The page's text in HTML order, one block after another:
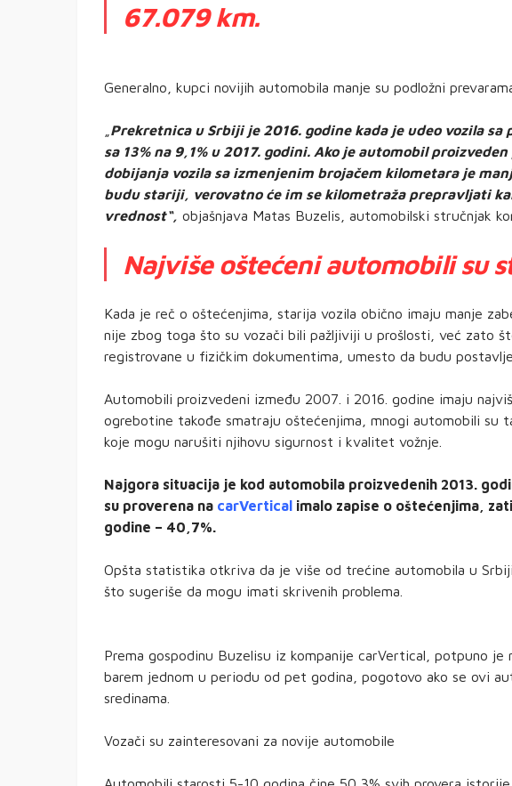
67.079 km.
Generalno, kupci novijih automobila manje su podložni
Prekretnica u Srbiji je 2016. godine kada je udeo vozila
sa 13% na 9,1% u 2017. godini. Ako je automobil
dobijanja vozila sa izmenjenim brojačem kilometara je
budu stariji, verovatno će im se kilometraža prepravljati
vrednost“, objašnjava Matas Buzelis, automobilski stručnjak
Najviše oštećeni automobili su
Kada je reč o oštećenjima, starija vozila obično imaju manje
nije zbog toga što su vozači bili pažljiviji u prošlosti, već zato
registrovane u fizičkim dokumentima, umesto da budu
Automobili proizvedeni između 2007. i 2016. godine imaju
ogrebotine takođe smatraju oštećenjima, mnogi automobili su
koje mogu narušiti njihovu sigurnost i kvalitet vožnje.
Najgora situacija je kod automobila proizvedenih 2013.
su proverena na carVertical imalo zapise o oštećenjima,
godine – 40,7%.
Opšta statistika otkriva da je više od trećine automobila u
što sugeriše da mogu imati skrivenih problema.
Prema gospodinu Buzelisu iz kompanije carVertical, potpuno
barem jednom u periodu od pet godina, pogotovo ako se ovi
sredinama.
Vozači su zainteresovani za novije automobile